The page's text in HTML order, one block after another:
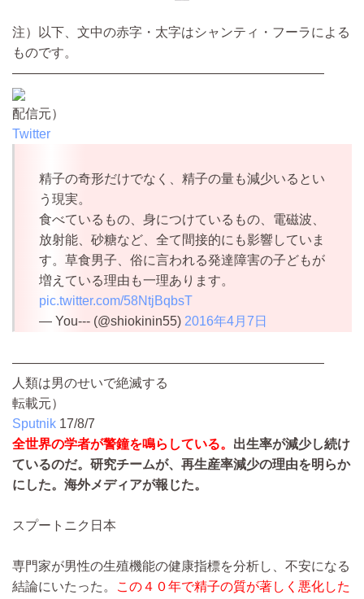
注）以下、文中の赤字・太字はシャンティ・フーラによる
ものです。
————————————————————————
配信元）
Twitter
精子の奇形だけでなく、精子の量も減少いるとい
う現実。
食べているもの、身につけているもの、電磁波、
放射能、砂糖など、全て間接的にも影響していま
す。草食男子、俗に言われる発達障害の子どもが
増えている理由も一理あります。
pic.twitter.com/58NtjBqbsT
— You--- (@shiokinin55) 2016年4月7日
————————————————————————
人類は男のせいで絶滅する
転載元）
Sputnik 17/8/7
全世界の学者が警鐘を鳴らしている。 出生率が減少し続け
ているのだ。研究チームが、再生産率減少の理由を明らか
にした。海外メディアが報じた。
スプートニク日本
専門家が男性の生殖機能の健康指標を分析し、不安になる
結論にいたった。
この４０年で精子の質が著しく悪化した